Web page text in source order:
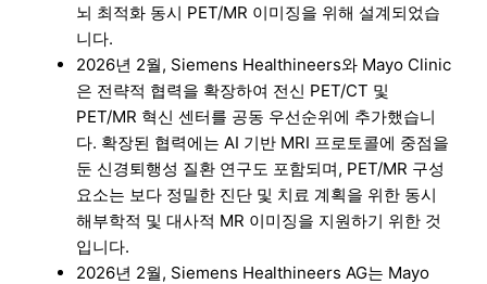
뇌 최적화 동시 PET/MR 이미징을 위해 설계되었습
니다.
2026년 2월, Siemens Healthineers와 Mayo Clinic
은 전략적 협력을 확장하여 전신 PET/CT 및
PET/MR 혁신 센터를 공동 우선순위에 추가했습니
다. 확장된 협력에는 AI 기반 MRI 프로토콜에 중점을
둔 신경퇴행성 질환 연구도 포함되며, PET/MR 구성
요소는 보다 정밀한 진단 및 치료 계획을 위한 동시
해부학적 및 대사적 MR 이미징을 지원하기 위한 것
입니다.
2026년 2월, Siemens Healthineers AG는 Mayo